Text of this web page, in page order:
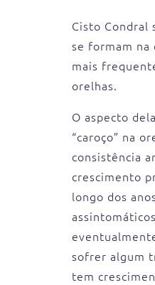
Cisto Condral
se formam na
mais
orelhas.
O aspecto
“caroço” na
consistência
crescimento
longo dos
sofrer algum
tem